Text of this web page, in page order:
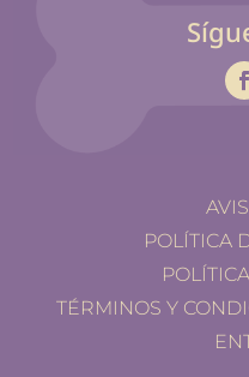
POLÍTICA
TÉRMINOS Y